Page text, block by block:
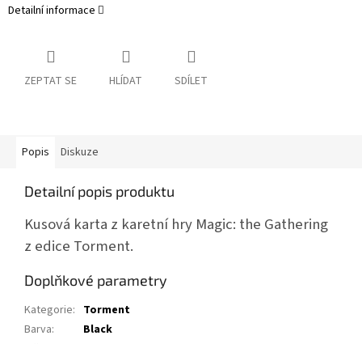
Detailní informace
ZEPTAT SE HLÍDAT SDÍLET
Popis Diskuze
Detailní popis produktu
Kusová karta z karetní hry Magic: the Gathering
z edice Torment.
Doplňkové parametry
Kategorie: Torment
Barva:
Black